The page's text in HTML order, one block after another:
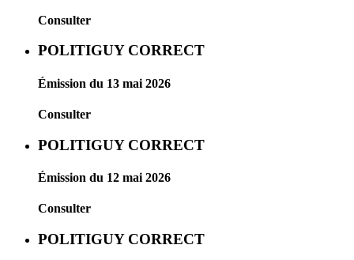
Consulter
POLITIGUY CORRECT
Émission du 13 mai 2026
Consulter
POLITIGUY CORRECT
Émission du 12 mai 2026
Consulter
POLITIGUY CORRECT